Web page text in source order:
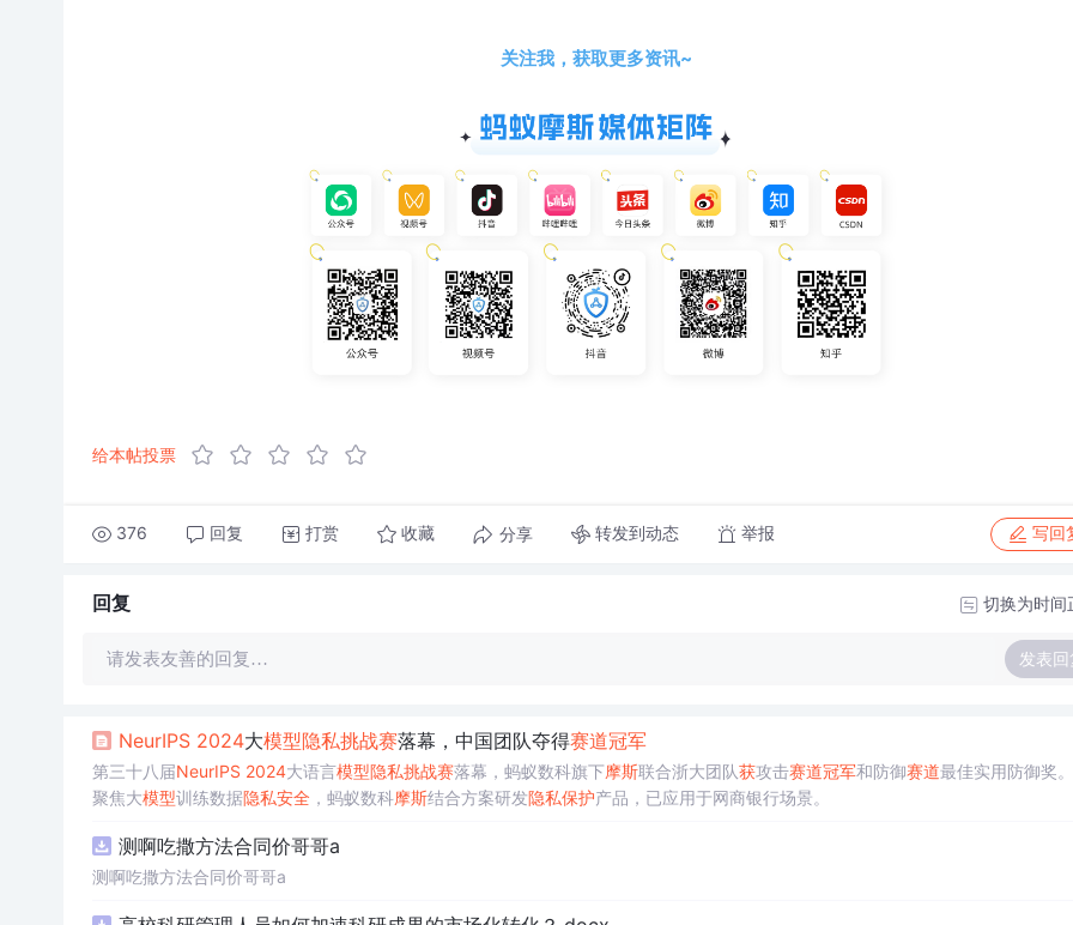
关注我，获取更多资讯~
给本帖投票
376 回复 打赏 收藏 分享 转发到动态 举报 写回
回复 切换为时间
请发表友善的回复… 发表回
NeurIPS 2024大模型隐私挑战赛落幕，中国团队夺得赛道冠军
第三十八届NeurIPS 2024大语言模型隐私挑战赛落幕，蚂蚁数科旗下摩斯联合浙大团队获攻击赛道冠军和防御赛道最佳实用防御奖
聚焦大模型训练数据隐私安全，蚂蚁数科摩斯结合方案研发隐私保护产品，已应用于网商银行场景。
测啊吃撒方法合同价哥哥a
测啊吃撒方法合同价哥哥a